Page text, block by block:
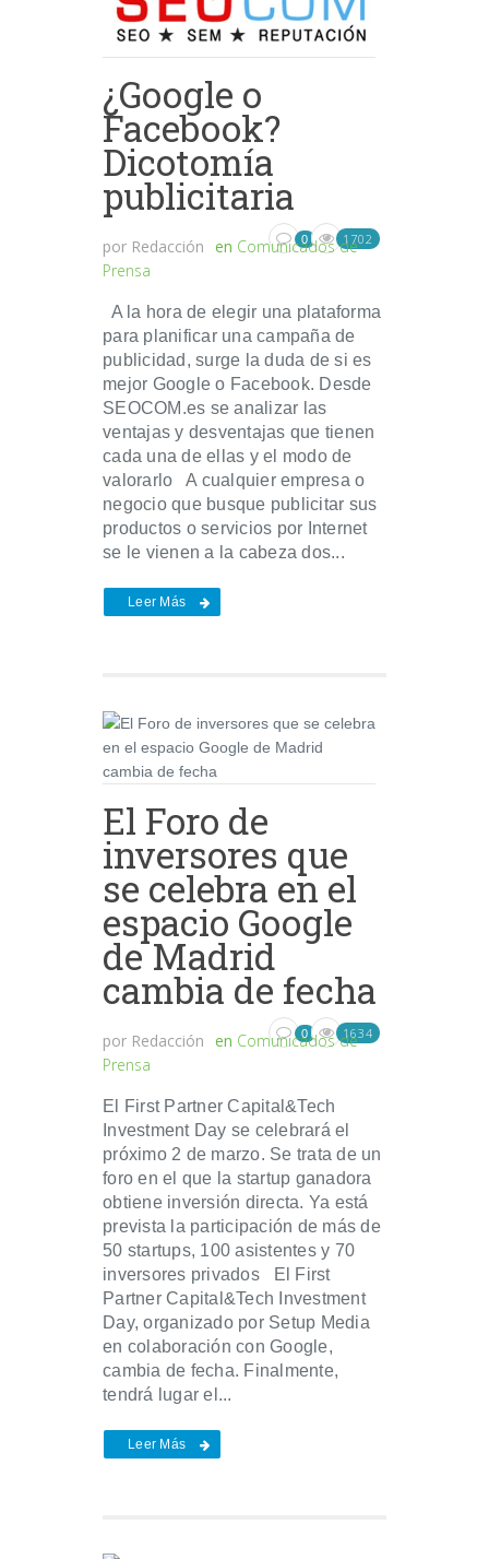
¿Google o
Facebook?
Dicotomía
publicitaria
por Redacción en Comunicados de
Prensa
0 1702
A la hora de elegir una plataforma
para planificar una campaña de
publicidad, surge la duda de si es
mejor Google o Facebook. Desde
SEOCOM.es se analizar las
ventajas y desventajas que tienen
cada una de ellas y el modo de
valorarlo A cualquier empresa o
negocio que busque publicitar sus
productos o servicios por Internet
se le vienen a la cabeza dos...
Leer Más
El Foro de
inversores que
se celebra en el
espacio Google
de Madrid
cambia de fecha
por Redacción en Comunicados de
Prensa
0 1634
El First Partner Capital&Tech
Investment Day se celebrará el
próximo 2 de marzo. Se trata de un
foro en el que la startup ganadora
obtiene inversión directa. Ya está
prevista la participación de más de
50 startups, 100 asistentes y 70
inversores privados El First
Partner Capital&Tech Investment
Day, organizado por Setup Media
en colaboración con Google,
cambia de fecha. Finalmente,
tendrá lugar el...
Leer Más